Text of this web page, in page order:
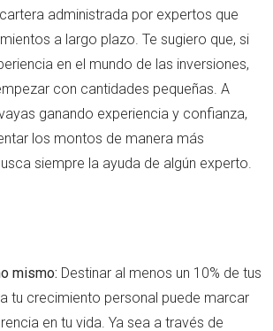
administrada por expertos que
a largo plazo. Te sugiero que, si
en el mundo de las inversiones,
con cantidades pequeñas. A
ganando experiencia y confianza,
los montos de manera más
siempre la ayuda de algún experto.
mismo: Destinar al menos un 10% de tus
tu crecimiento personal puede marcar
en tu vida. Ya sea a través de